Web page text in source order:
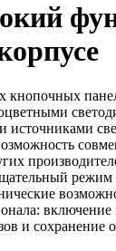
кнопочных
источниками
режим
и сохранение